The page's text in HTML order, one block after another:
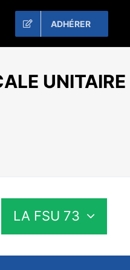
ADHÉRER
UNITAIRE
LA FSU 73